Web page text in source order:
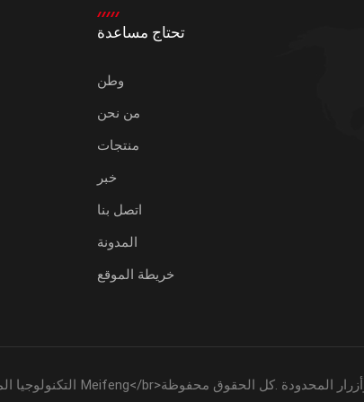
تحتاج مساعدة
وطن
من نحن
منتجات
خبر
اتصل بنا
المدونة
خريطة الموقع